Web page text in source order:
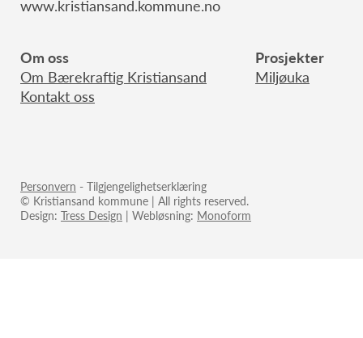
www.kristiansand.kommune.no
Om oss
Om Bærekraftig Kristiansand
Kontakt oss
Prosjekter
Miljøuka
Personvern - Tilgjengelighetserklæring
© Kristiansand kommune | All rights reserved.
Design: Tress Design | Webløsning: Monoform